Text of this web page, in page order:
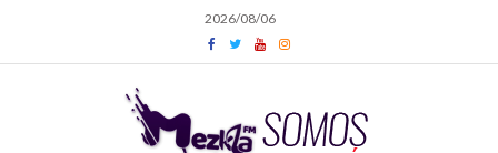
content
2026/08/06